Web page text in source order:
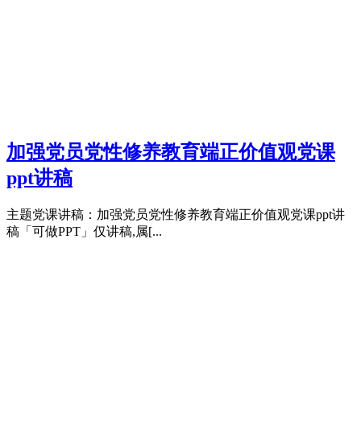
加强党员党性修养教育端正价值观党课
ppt讲稿
主题党课讲稿：加强党员党性修养教育端正价值观党课ppt讲
稿「可做PPT」仅讲稿,属[...